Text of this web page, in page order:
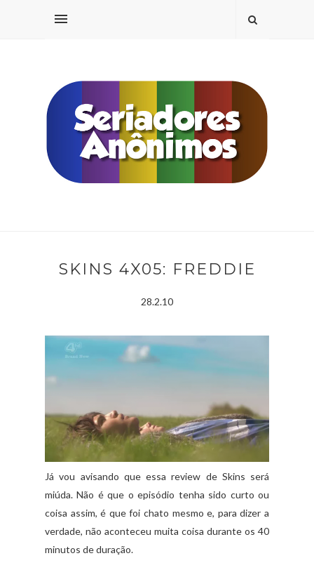
SKINS 4X05: FREDDIE
28.2.10
Já vou avisando que essa review de Skins será
miúda. Não é que o episódio tenha sido curto ou
coisa assim, é que foi chato mesmo e, para dizer a
verdade, não aconteceu muita coisa durante os 40
minutos de duração.